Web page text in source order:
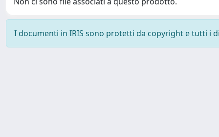
I documenti in IRIS sono protetti da copyright e tutti i